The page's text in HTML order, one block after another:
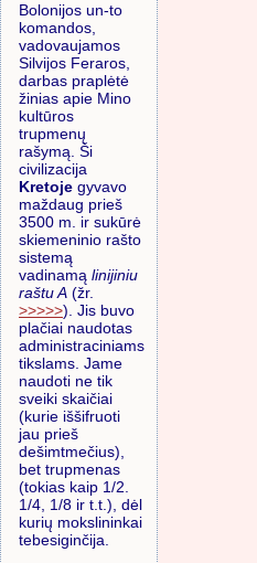
Bolonijos un-to
komandos,
vadovaujamos
Silvijos Feraros,
darbas praplėtė
žinias apie Mino
kultūros
trupmenų
rašymą. Ši
civilizacija
Kretoje gyvavo
maždaug prieš
3500 m. ir sukūrė
skiemeninio rašto
sistemą
vadinamą linijiniu
raštu A (žr.
>>>>>). Jis buvo
plačiai naudotas
administraciniams
tikslams. Jame
naudoti ne tik
sveiki skaičiai
(kurie iššifruoti
jau prieš
dešimtmečius),
bet trupmenas
(tokias kaip 1/2.
1/4, 1/8 ir t.t.), dėl
kurių mokslininkai
tebesiginčija.